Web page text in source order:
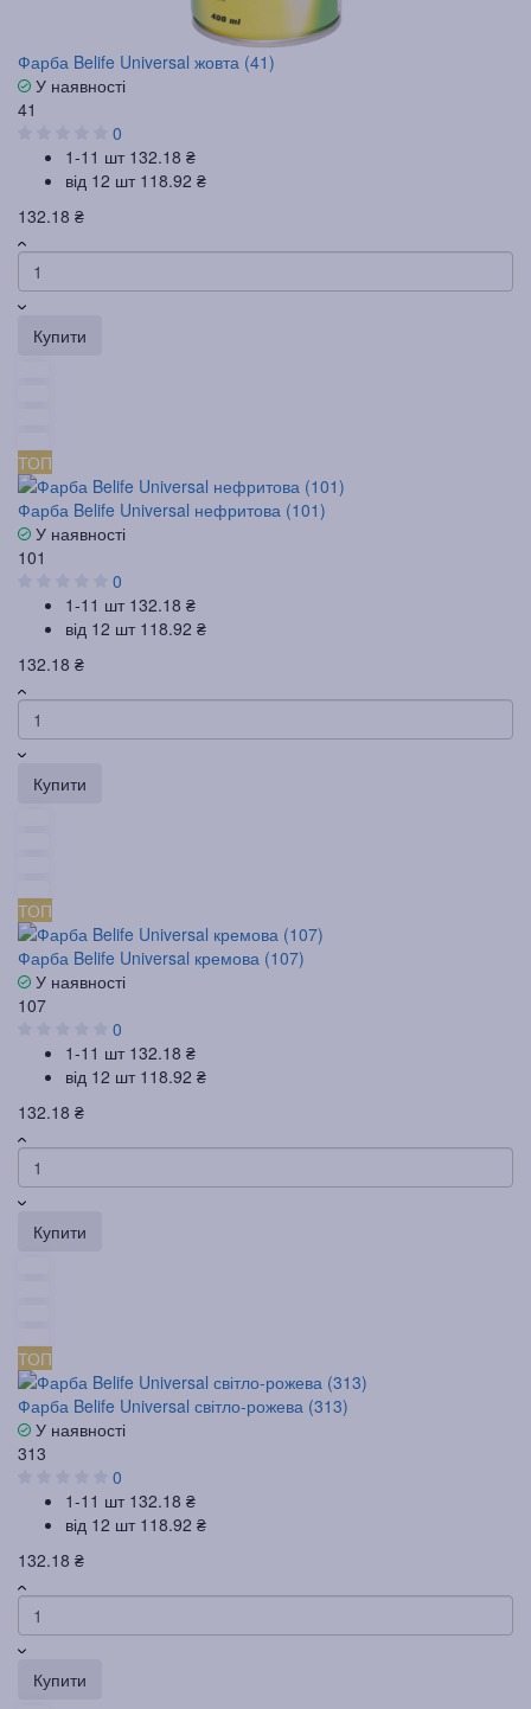
Фарба Belife Universal жовта (41)
У наявності
41
0
1-11 шт 132.18 ₴
від 12 шт 118.92 ₴
132.18 ₴
Купити
ТОП
Фарба Belife Universal нефритова (101)
У наявності
101
0
1-11 шт 132.18 ₴
від 12 шт 118.92 ₴
132.18 ₴
Купити
ТОП
Фарба Belife Universal кремова (107)
У наявності
107
0
1-11 шт 132.18 ₴
від 12 шт 118.92 ₴
132.18 ₴
Купити
ТОП
Фарба Belife Universal світло-рожева (313)
У наявності
313
0
1-11 шт 132.18 ₴
від 12 шт 118.92 ₴
132.18 ₴
Купити